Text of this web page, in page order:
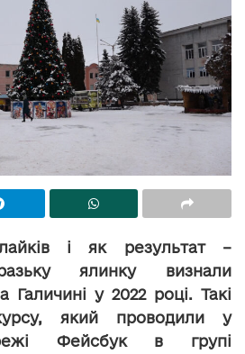
і як результат –
ялинку визнали
Галичині у 2022 році. Такі
який проводили у
Фейсбук в групі